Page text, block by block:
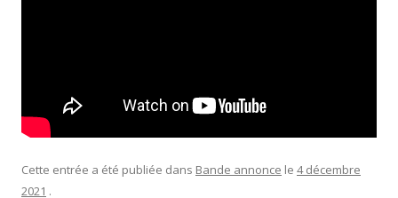
Cette entrée a été publiée dans Bande annonce le 4 décembre
2021 .